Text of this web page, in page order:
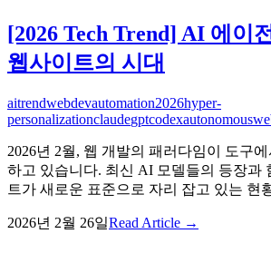
[2026 Tech Trend] AI 에이
웹사이트의 시대
aitrendwebdevautomation2026hyper-
personalizationclaudegptcodexautonomous
2026년 2월, 웹 개발의 패러다임이 도구
하고 있습니다. 최신 AI 모델들의 등장과
트가 새로운 표준으로 자리 잡고 있는 현
2026년 2월 26일Read Article →